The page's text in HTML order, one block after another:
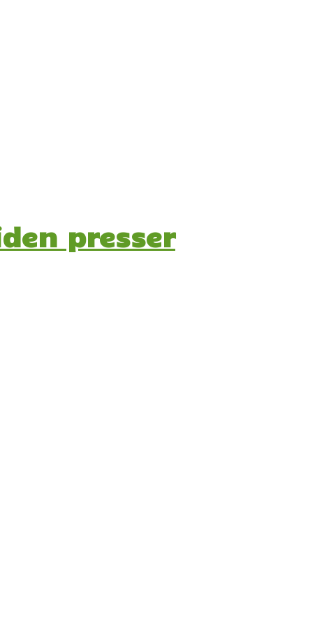
presser